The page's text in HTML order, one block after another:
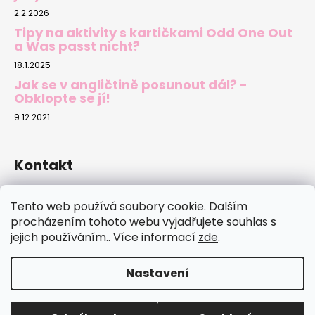
Tento web používá soubory cookie. Dalším
procházením tohoto webu vyjadřujete souhlas s
jejich používáním.. Více informací zde.
Nastavení
2.2.2026
Tipy na aktivity s kartičkami Odd One Out
a Was passt nicht?
18.1.2025
Jak se v angličtině posunout dál? -
Obklopte se jí!
9.12.2021
Kontakt
737702500
Copyright 2026jazykovekarty.cz. Všechna práva